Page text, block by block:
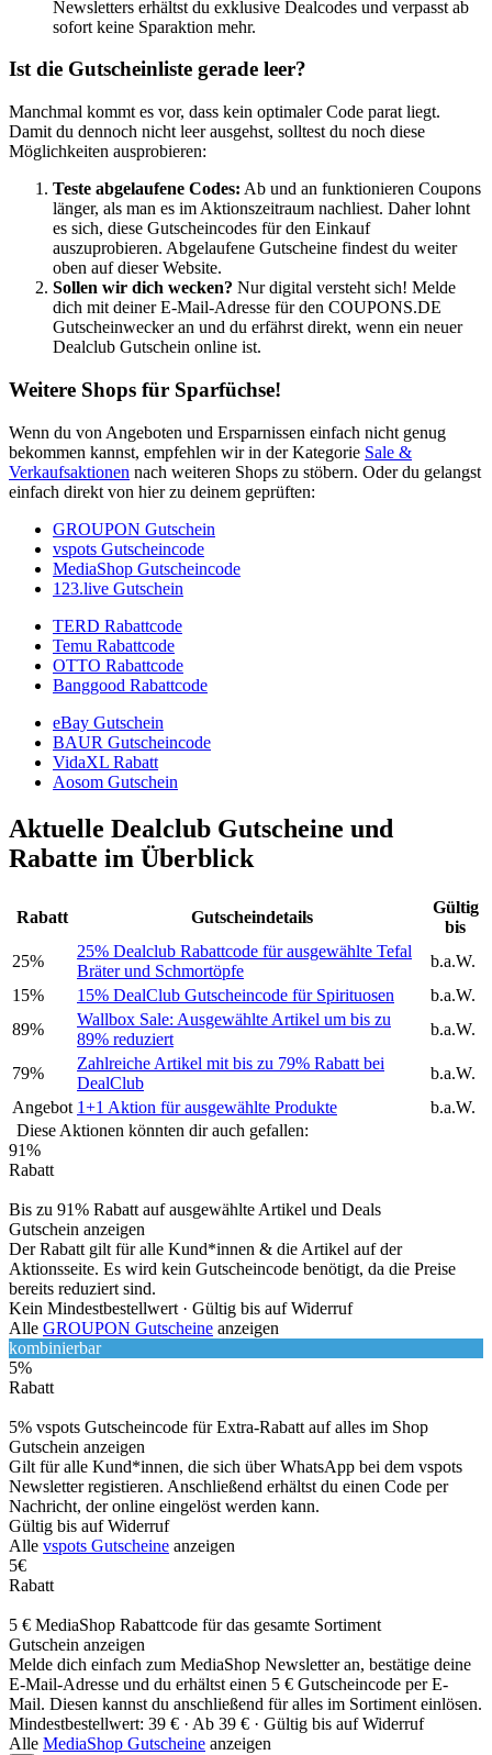
Newsletters erhältst du exklusive Dealcodes und verpasst ab
sofort keine Sparaktion mehr.
Ist die Gutscheinliste gerade leer?
Manchmal kommt es vor, dass kein optimaler Code parat liegt.
Damit du dennoch nicht leer ausgehst, solltest du noch diese
Möglichkeiten ausprobieren:
Teste abgelaufene Codes: Ab und an funktionieren Coupons
länger, als man es im Aktionszeitraum nachliest. Daher lohnt
es sich, diese Gutscheincodes für den Einkauf
auszuprobieren. Abgelaufene Gutscheine findest du weiter
oben auf dieser Website.
Sollen wir dich wecken? Nur digital versteht sich! Melde
dich mit deiner E-Mail-Adresse für den COUPONS.DE
Gutscheinweckeran und du erfährst direkt, wenn ein neuer
Dealclub Gutschein online ist.
Weitere Shops für Sparfüchse!
Wenn du von Angeboten und Ersparnissen einfach nicht genug
bekommen kannst, empfehlen wir in der Kategorie Sale &
Verkaufsaktionen nach weiteren Shops zu stöbern. Oder du gelangst
einfach direkt von hier zu deinem geprüften:
GROUPON Gutschein
vspots Gutscheincode
MediaShop Gutscheincode
123.live Gutschein
TERD Rabattcode
Temu Rabattcode
OTTO Rabattcode
Banggood Rabattcode
eBay Gutschein
BAUR Gutscheincode
VidaXL Rabatt
Aosom Gutschein
Aktuelle Dealclub Gutscheine und
Rabatte im Überblick
Rabatt Gutscheindetails
Gültig
bis
25%
25% Dealclub Rabattcode für ausgewählte Tefal
Bräter und Schmortöpfe
b.a.W.
15%
15% DealClub Gutscheincode für Spirituosen
b.a.W.
89%
Wallbox Sale: Ausgewählte Artikel um bis zu
89% reduziert
b.a.W.
79%
Zahlreiche Artikel mit bis zu 79% Rabatt bei
DealClub
b.a.W.
Angebot 1+1 Aktion für ausgewählte Produkte
b.a.W.
Diese Aktionen könnten dir auch gefallen:
91%
Rabatt
Bis zu 91% Rabatt auf ausgewählte Artikel und Deals
Gutschein anzeigen
Der Rabatt gilt für alle Kund*innen & die Artikel auf der
Aktionsseite. Es wird kein Gutscheincode benötigt, da die Preise
bereits reduziert sind.
Kein Mindestbestellwert · Gültig bis auf Widerruf
Alle GROUPON Gutscheine anzeigen
kombinierbar
5%
Rabatt
5% vspots Gutscheincode für Extra-Rabatt auf alles im Shop
Gutschein anzeigen
Gilt für alle Kund*innen, die sich über WhatsApp bei dem vspots
Newsletter registieren. Anschließend erhältst du einen Code per
Nachricht, der online eingelöst werden kann.
Gültig bis auf Widerruf
Alle vspots Gutscheine anzeigen
5€
Rabatt
5 € MediaShop Rabattcode für das gesamte Sortiment
Gutschein anzeigen
Melde dich einfach zum MediaShop Newsletter an, bestätige deine
E-Mail-Adresse und du erhältst einen 5 € Gutscheincode per E-
Mail. Diesen kannst du anschließend für alles im Sortiment einlösen.
Mindestbestellwert: 39 € · Ab 39 € · Gültig bis auf Widerruf
Alle MediaShop Gutscheine anzeigen